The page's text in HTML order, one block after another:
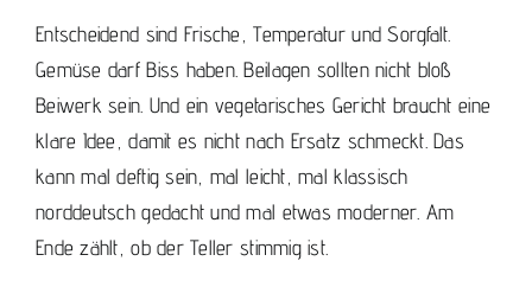
Entscheidend sind Frische, Temperatur und Sorgfalt.
Gemüse darf Biss haben. Beilagen sollten nicht bloß
Beiwerk sein. Und ein vegetarisches Gericht braucht eine
klare Idee, damit es nicht nach Ersatz schmeckt. Das
kann mal deftig sein, mal leicht, mal klassisch
norddeutsch gedacht und mal etwas moderner. Am
Ende zählt, ob der Teller stimmig ist.